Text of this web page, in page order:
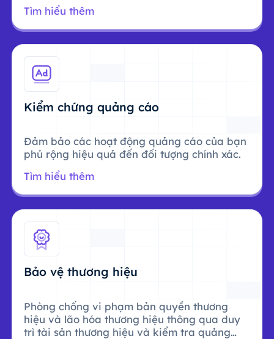
Tìm hiểu thêm
Kiểm chứng quảng cáo
Đảm bảo các hoạt động quảng cáo của bạn
phủ rộng hiệu quả đến đối tượng chính xác.
Tìm hiểu thêm
Bảo vệ thương hiệu
Phòng chống vi phạm bản quyền thương
hiệu và lão hóa thương hiệu thông qua duy
trì tài sản thương hiệu và kiểm tra quảng